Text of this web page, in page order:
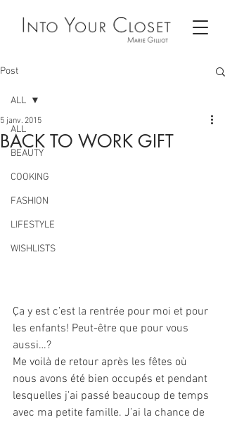
Post
ALL
BEAUTY
COOKING
FASHION
LIFESTYLE
WISHLISTS
ALL
BACK TO WORK GIFT
5 janv. 2015
Ça y est c’est la rentrée pour moi et pour
les enfants! Peut-être que pour vous
aussi…?
Me voilà de retour après les fêtes où
nous avons été bien occupés et pendant
lesquelles j’ai passé beaucoup de temps
avec ma petite famille. J’ai la chance de